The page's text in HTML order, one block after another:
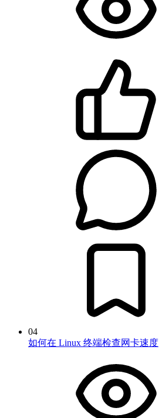
04
如何在 Linux 终端检查网卡速度